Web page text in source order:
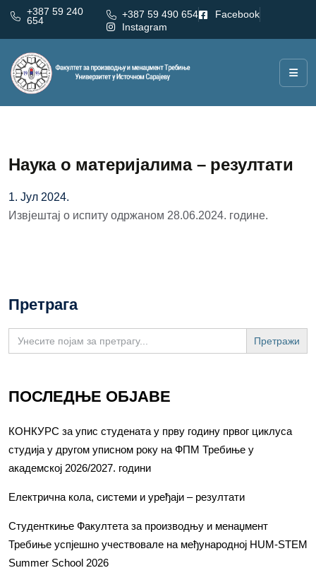
+387 59 240
654
+387 59 490 654
Facebook
Instagram
Наука о материјалима – резултати
1. Јул 2024.
Извјештај о испиту одржаном 28.06.2024. године.
Претрага
Search
for:
ПОСЛЕДЊЕ ОБЈАВЕ
КОНКУРС за упис студената у прву годину првог циклуса
студија у другом уписном року на ФПМ Требиње у
академској 2026/2027. години
Електрична кола, системи и уређаји – резултати
Студенткиње Факултета за производњу и менаџмент
Требиње успјешно учествовале на међународној HUM-STEM
Summer School 2026